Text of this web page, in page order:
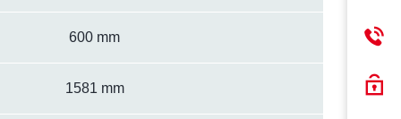
600 mm
1581 mm